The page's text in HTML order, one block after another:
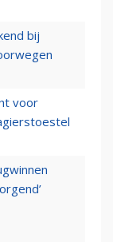
bij
voor